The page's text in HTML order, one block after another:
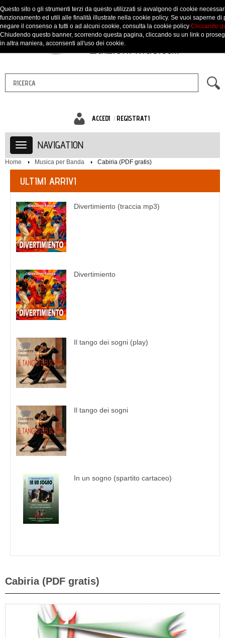
ACCEDI REGISTRATI
NAVIGATION
Home Musica per Banda Cabiria (PDF gratis)
ULTIMI ARRIVI
Divertimiento (traccia mp3)
Divertimiento
Il tango dei sogni (play)
Il tango dei sogni
In un sogno (spartito cartaceo)
Cabiria (PDF gratis)
Questo sito o gli strumenti terzi da questo utilizzati si avvalgono di cookie
funzionamento ed utili alle finalità illustrate nella cookie policy. Se vuoi saperne di
negare il consenso a tutti o ad alcuni cookie, consulta la cookie policy Cliccando
Chiudendo questo banner, scorrendo questa pagina, cliccando su un link o
in altra maniera, acconsenti all'uso dei cookie.